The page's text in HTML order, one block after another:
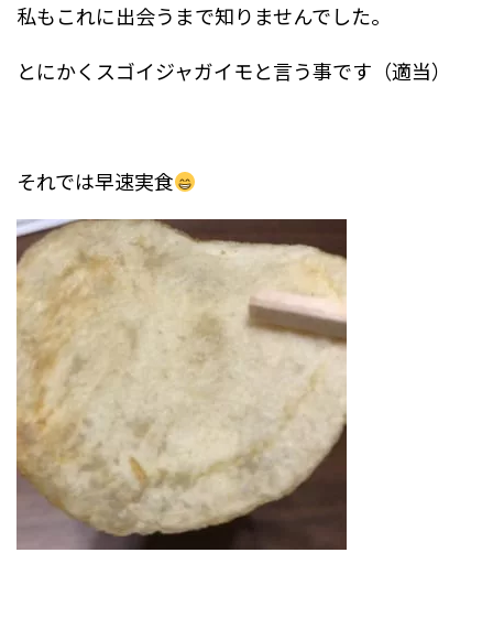
私もこれに出会うまで知りませんでした。
とにかくスゴイジャガイモと言う事です（適当）
それでは早速実食